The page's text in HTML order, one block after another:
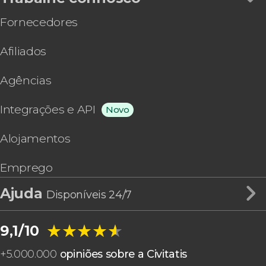
Fornecedores
Afiliados
Agências
Integrações e API Novo
Alojamentos
Emprego
Ajuda Disponíveis 24/7
9,1/10 ★★★★★
★★★★★
+5.000.000 opiniões sobre a Civitatis